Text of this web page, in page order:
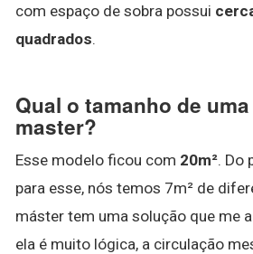
com espaço de sobra possui
quadrados.
Qual o tamanho de
master?
Esse modelo ficou com 20m². Do
para esse, nós temos 7m² de
máster tem uma solução que me
ela é muito lógica, a circulação